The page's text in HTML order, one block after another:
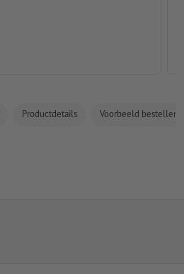
Productdetails Voorbeeld bestellen